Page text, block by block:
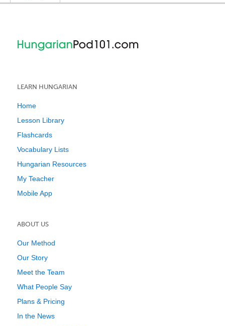
LEARN HUNGARIAN
Home
Lesson Library
Flashcards
Vocabulary Lists
Hungarian Resources
My Teacher
Mobile App
ABOUT US
Our Method
Our Story
Meet the Team
What People Say
Plans & Pricing
In the News